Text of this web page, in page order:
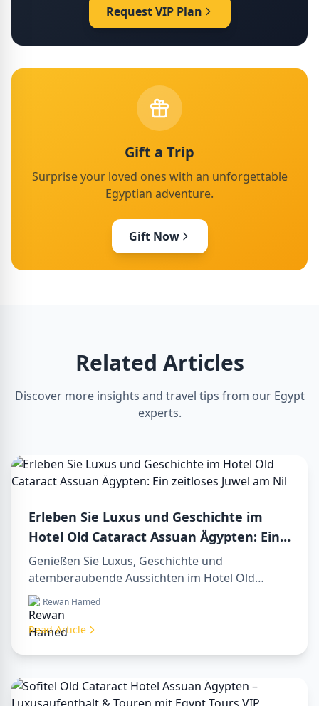
Request VIP Plan
Gift a Trip
Surprise your loved ones with an unforgettable
Egyptian adventure.
Gift Now
Related Articles
Discover more insights and travel tips from our Egypt
experts.
Erleben Sie Luxus und Geschichte im
Hotel Old Cataract Assuan Ägypten: Ein
zeitloses Juwel am Nil
Genießen Sie Luxus, Geschichte und
atemberaubende Aussichten im Hotel Old
Cataract Assuan Ägypten. Entdecken Sie
unvergessliche day tours in luxor egypt und
erleben Sie eine unvergessliche day trip to
Rewan Hamed
Read Article